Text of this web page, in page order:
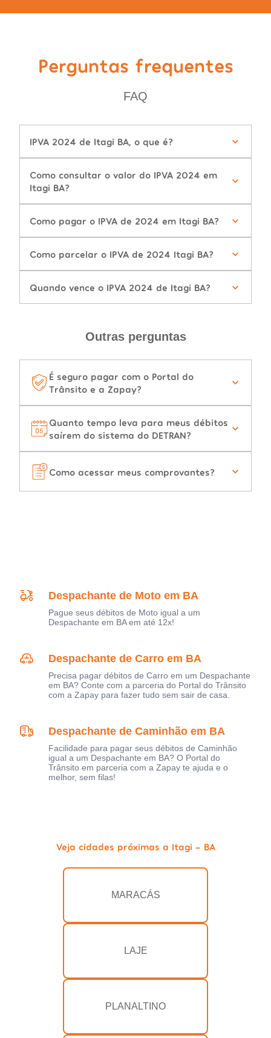
Perguntas frequentes
FAQ
IPVA 2024 de Itagi BA, o que é?
Como consultar o valor do IPVA 2024 em
Itagi BA?
Como pagar o IPVA de 2024 em Itagi BA?
Como parcelar o IPVA de 2024 Itagi BA?
Quando vence o IPVA 2024 de Itagi BA?
Outras perguntas
É seguro pagar com o Portal do
Trânsito e a Zapay?
Quanto tempo leva para meus débitos
saírem do sistema do DETRAN?
Como acessar meus comprovantes?
Despachante de Moto em BA
Pague seus débitos de Moto igual a um
Despachante em BA em até 12x!
Despachante de Carro em BA
Precisa pagar débitos de Carro em um Despachante
em BA? Conte com a parceria do Portal do Trânsito
com a Zapay para fazer tudo sem sair de casa.
Despachante de Caminhão em BA
Facilidade para pagar seus débitos de Caminhão
igual a um Despachante em BA? O Portal do
Trânsito em parceria com a Zapay te ajuda e o
melhor, sem filas!
Veja cidades próximas a Itagi - BA
MARACÁS
LAJE
PLANALTINO